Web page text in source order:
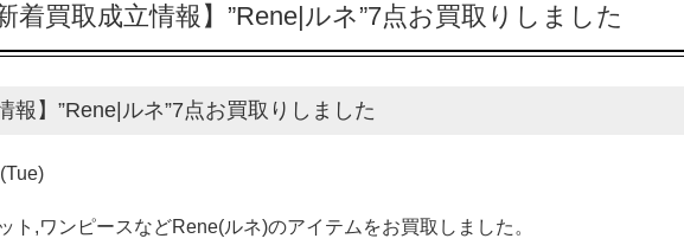
新着買取成立情報】”Rene|ルネ”7点お買取りしました
報】”Rene|ルネ”7点お買取りしました
ト,ワンピースなどRene(ルネ)のアイテムをお買取しました。